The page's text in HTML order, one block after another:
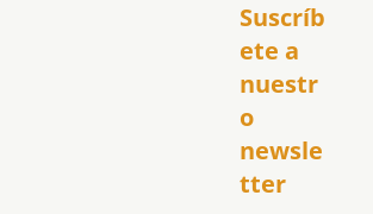
Suscríb
ete a
nuestr
o
newsle
tter